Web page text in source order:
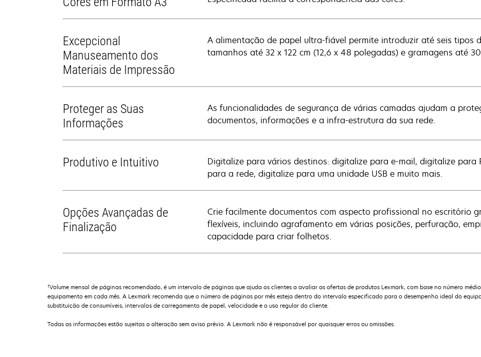
Excepcional
Manuseamento dos
Materiais de Impressão
A alimentação de papel ultra-fiável permite introduzir até seis tipos
tamanhos até 32 x 122 cm (12,6 x 48 polegadas) e gramagens até
Proteger as Suas
Informações
As funcionalidades de segurança de várias camadas ajudam a
documentos, informações e a infra-estrutura da sua rede.
Produtivo e Intuitivo
Digitalize para vários destinos: digitalize para e-mail, digitalize para
para a rede, digitalize para uma unidade USB e muito mais.
Opções Avançadas de
Finalização
Crie facilmente documentos com aspecto profissional no escritório
flexíveis, incluindo agrafamento em várias posições, perfuração,
capacidade para criar folhetos.
†Volume mensal de páginas recomendado, é um intervalo de páginas que ajuda os clientes a avaliar as ofertas de produtos Lexmark, com base no número
equipamento em cada mês. A Lexmark recomenda que o número de páginas por mês esteja dentro do intervalo especificado para o desempenho ideal do
substituição de consumíveis, intervalos de carregamento de papel, velocidade e o uso regular do cliente.
Todas as informações estão sujeitas a alteração sem aviso prévio. A Lexmark não é responsável por quaisquer erros ou omissões.